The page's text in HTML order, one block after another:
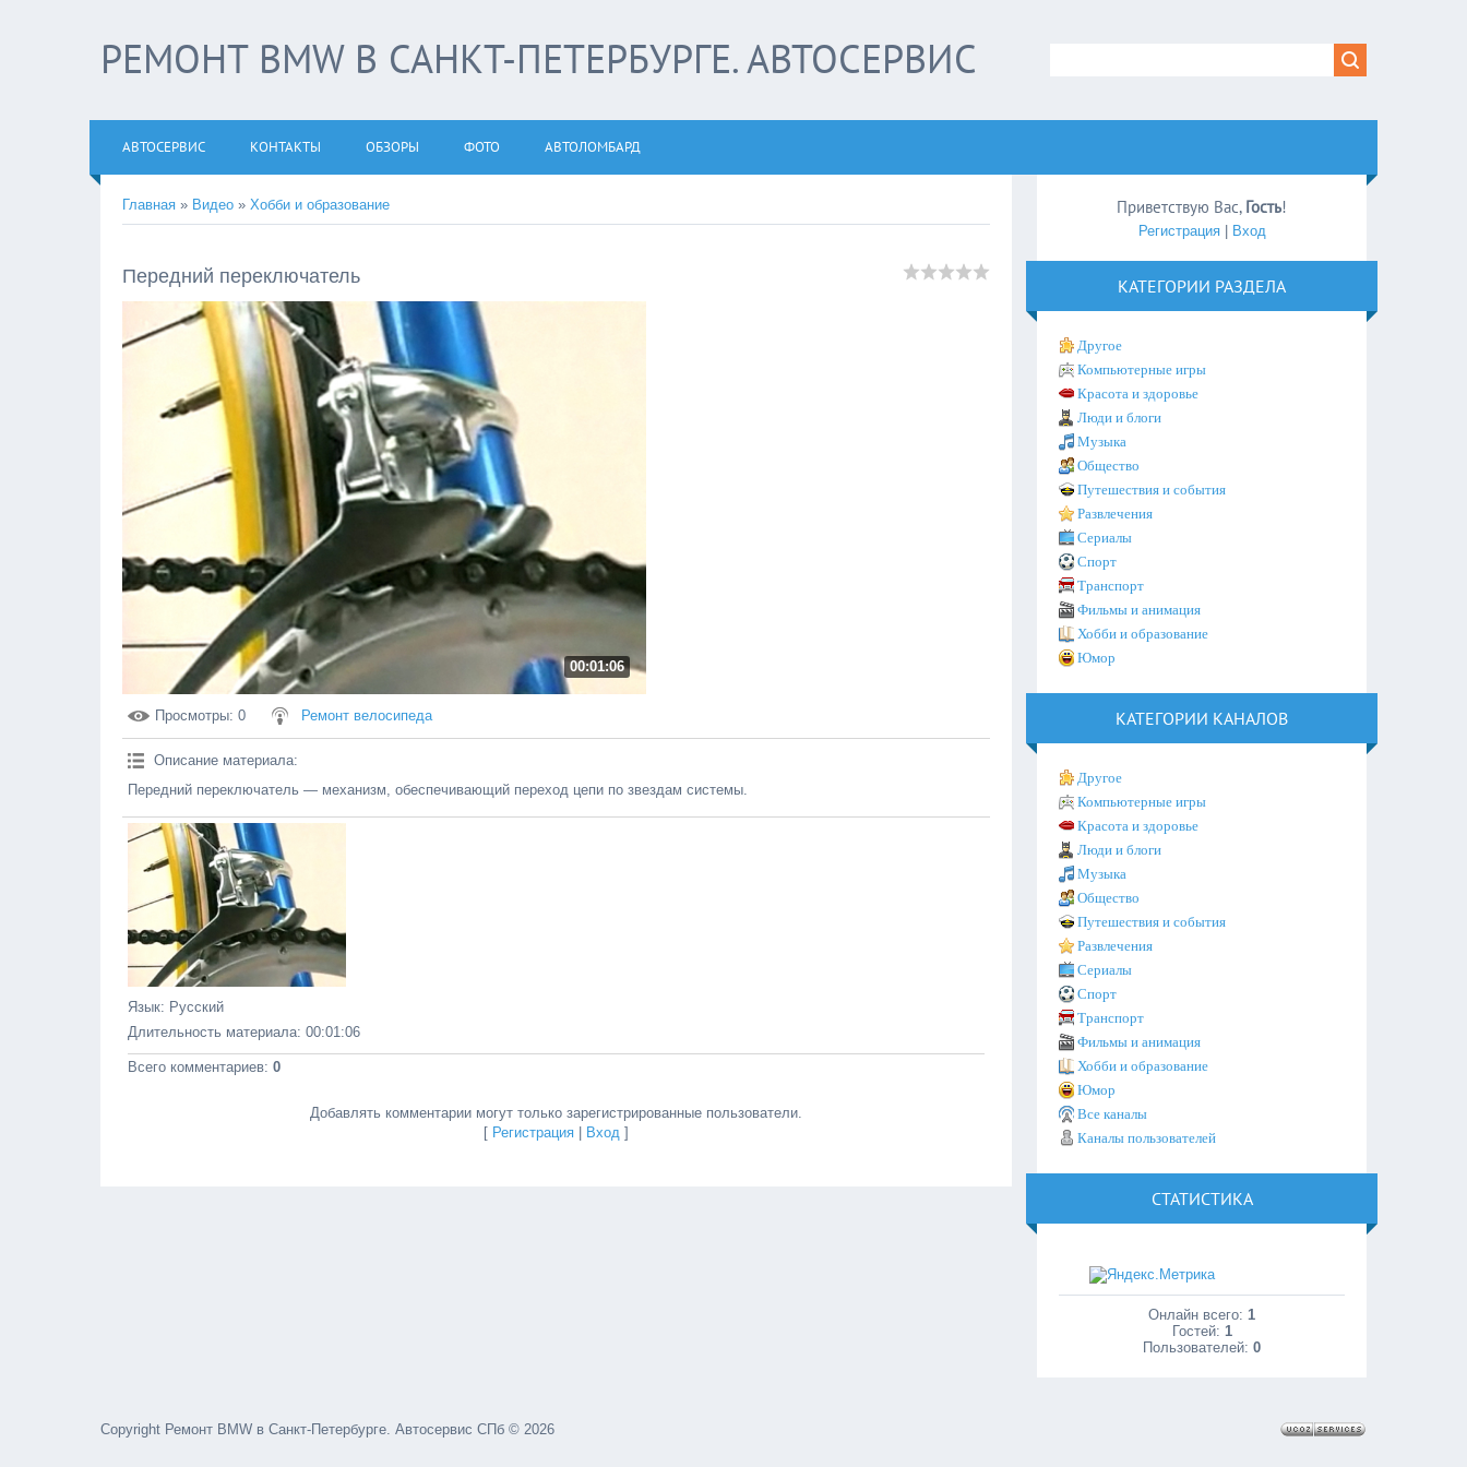
РЕМОНТ BMW В САНКТ-ПЕТЕРБУРГЕ. АВТОСЕРВИС
АВТОСЕРВИС КОНТАКТЫ ОБЗОРЫ ФОТО АВТОЛОМБАРД
Главная » Видео » Хобби и образование
Передний переключатель
00:01:06
Просмотры: 0 Ремонт велосипеда
Описание материала:
Передний переключатель — механизм, обеспечивающий переход цепи по звездам системы.
Язык: Русский
Длительность материала: 00:01:06
Всего комментариев: 0
Добавлять комментарии могут только зарегистрированные пользователи.
[ Регистрация Вход ]
Приветствую Вас, Гость!
Регистрация| Вход
КАТЕГОРИИ РАЗДЕЛА
Другое
Компьютерные игры
Красота и здоровье
Люди и блоги
Музыка
Общество
Путешествия и события
Развлечения
Сериалы
Спорт
Транспорт
Фильмы и анимация
Хобби и образование
Юмор
КАТЕГОРИИ КАНАЛОВ
Другое
Компьютерные игры
Красота и здоровье
Люди и блоги
Музыка
Общество
Путешествия и события
Развлечения
Сериалы
Спорт
Транспорт
Фильмы и анимация
Хобби и образование
Юмор
Все каналы
Каналы пользователей
СТАТИСТИКА
Онлайн всего:1
Гостей: 1
Пользователей:0
Copyright Ремонт BMW в Санкт-Петербурге. Автосервис СПб © 2026